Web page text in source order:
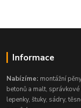
Informace
Nabízíme: montážní
betonů a malt,
lepenky, štuky, sádry,